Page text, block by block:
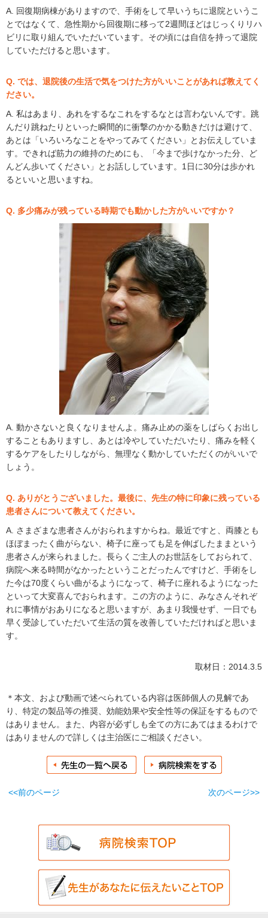
A. 回復期病棟がありますので、手術をして早いうちに退院というこ
とではなくて、急性期から回復期に移って2週間ほどはじっくりリハ
ビリに取り組んでいただいています。その頃には自信を持って退院
していただけると思います。
Q. では、退院後の生活で気をつけた方がいいことがあれば教えてく
ださい。
A. 私はあまり、あれをするなこれをするなとは言わないんです。跳
んだり跳ねたりといった瞬間的に衝撃のかかる動きだけは避けて、
あとは「いろいろなことをやってみてください」とお伝えしていま
す。できれば筋力の維持のためにも、「今まで歩けなかった分、ど
んどん歩いてください」とお話ししています。1日に30分は歩かれ
るといいと思いますね。
Q. 多少痛みが残っている時期でも動かした方がいいですか？
A. 動かさないと良くなりませんよ。痛み止めの薬をしばらくお出し
することもありますし、あとは冷やしていただいたり、痛みを軽く
するケアをしたりしながら、無理なく動かしていただくのがいいで
しょう。
Q. ありがとうございました。最後に、先生の特に印象に残っている
患者さんについて教えてください。
A. さまざまな患者さんがおられますからね。最近ですと、両膝とも
ほぼまったく曲がらない、椅子に座っても足を伸ばしたままという
患者さんが来られました。長らくご主人のお世話をしておられて、
病院へ来る時間がなかったということだったんですけど、手術をし
た今は70度くらい曲がるようになって、椅子に座れるようになった
といって大変喜んでおられます。この方のように、みなさんそれぞ
れに事情がおありになると思いますが、あまり我慢せず、一日でも
早く受診していただいて生活の質を改善していただければと思いま
す。
取材日：2014.3.5
＊本文、および動画で述べられている内容は医師個人の見解であ
り、特定の製品等の推奨、効能効果や安全性等の保証をするもので
はありません。また、内容が必ずしも全ての方にあてはまるわけで
はありませんので詳しくは主治医にご相談ください。
<<前のページ 次のページ>>